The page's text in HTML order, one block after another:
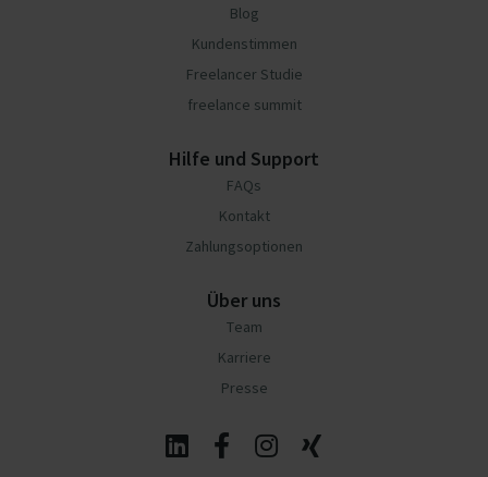
Blog
Kundenstimmen
Freelancer Studie
freelance summit
Hilfe und Support
FAQs
Kontakt
Zahlungsoptionen
Über uns
Team
Karriere
Presse